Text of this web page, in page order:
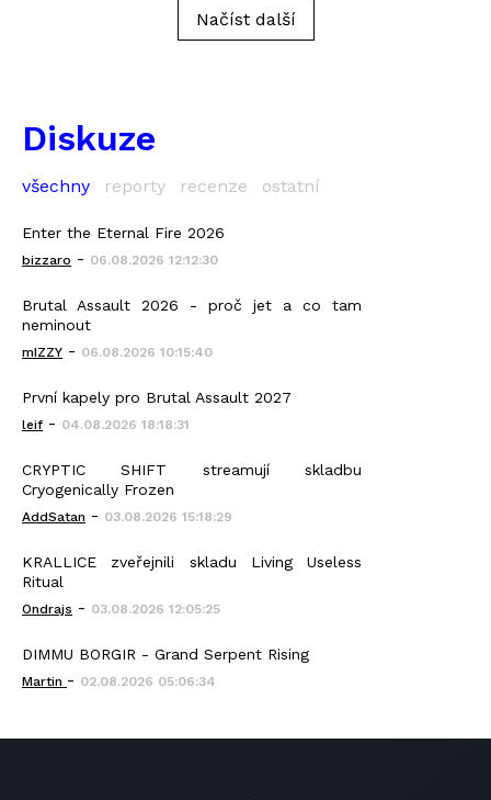
Načíst další
Diskuze
všechny reporty recenze ostatní
Enter the Eternal Fire 2026
bizzaro - 06.08.2026 12:12:30
Brutal Assault 2026 - proč jet a co tam
neminout
mIZZY - 06.08.2026 10:15:40
První kapely pro Brutal Assault 2027
leif - 04.08.2026 18:18:31
CRYPTIC SHIFT streamují skladbu
Cryogenically Frozen
AddSatan - 03.08.2026 15:18:29
KRALLICE zveřejnili skladu Living Useless
Ritual
Ondrajs - 03.08.2026 12:05:25
DIMMU BORGIR - Grand Serpent Rising
Martin - 02.08.2026 05:06:34